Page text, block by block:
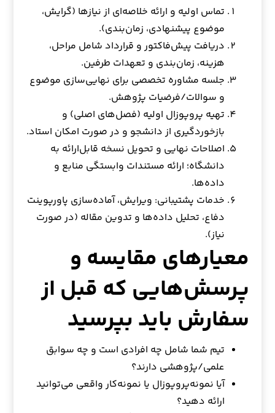
تماس اولیه و ارائه خلاصه‌ای از نیازها (گرایش،
موضوع پیشنهادی، زمان‌بندی).
دریافت پیش‌فاکتور و قرارداد شامل مراحل،
هزینه، زمان‌بندی و تعهدات طرفین.
جلسه مشاوره تخصصی برای نهایی‌سازی موضوع
و سوالات/فرضیات پژوهش.
تهیه پروپوزال اولیه (فصل‌های اصلی) و
بازخوردگیری از دانشجو و در صورت امکان استاد.
اصلاحات نهایی و تحویل نسخه قابل‌ارائه به
دانشگاه؛ ارائه مستندات وابستگی منابع و
داده‌ها.
خدمات پشتیبانی: ویرایش، آماده‌سازی پاورپوینت
دفاع، تحلیل داده‌ها و تدوین مقاله (در صورت
نیاز).
معیارهای مقایسه و
پرسش‌هایی که قبل از
سفارش باید بپرسید
تیم شما شامل چه افرادی است و چه سوابق
علمی/پژوهشی دارند؟
آیا نمونه‌پروپوزال یا نمونه‌کار واقعی می‌توانید
ارائه دهید؟